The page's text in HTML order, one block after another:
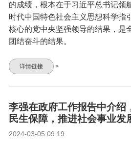
的成绩，根本在于习近平总书记领
时代中国特色社会主义思想科学指
核心的党中央坚强领导的结果，是
团结奋斗的结果。
详情链接 >
李强在政府工作报告中介绍
民生保障，推进社会事业发
2024-03-05 09:19